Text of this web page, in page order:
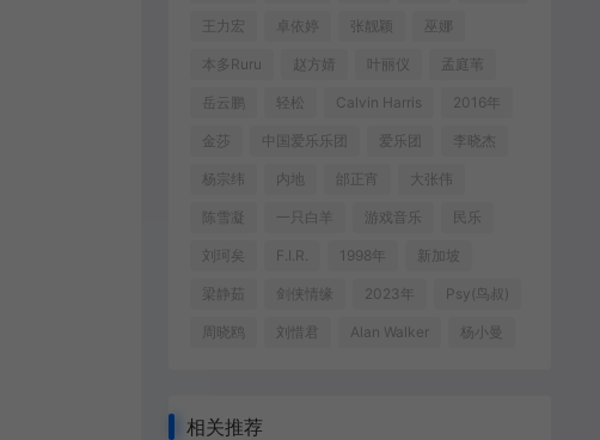
王力宏 卓依婷 张靓颖 巫娜
本多Ruru 赵方婧 叶丽仪 孟庭苇
岳云鹏 轻松 Calvin Harris 2016年
金莎 中国爱乐乐团 爱乐团 李晓杰
杨宗纬 内地 邰正宵 大张伟
陈雪凝 一只白羊 游戏音乐 民乐
刘珂矣 F.I.R. 1998年 新加坡
梁静茹 剑侠情缘 2023年 Psy(鸟叔)
周晓鸥 刘惜君 Alan Walker 杨小曼
相关推荐